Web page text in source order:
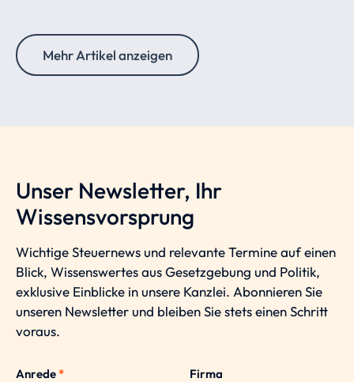
Mehr Artikel anzeigen
Unser Newsletter, Ihr
Wissensvorsprung
Wichtige Steuernews und relevante Termine auf einen
Blick, Wissenswertes aus Gesetzgebung und Politik,
exklusive Einblicke in unsere Kanzlei. Abonnieren Sie
unseren Newsletter und bleiben Sie stets einen Schritt
voraus.
Anrede* Firma